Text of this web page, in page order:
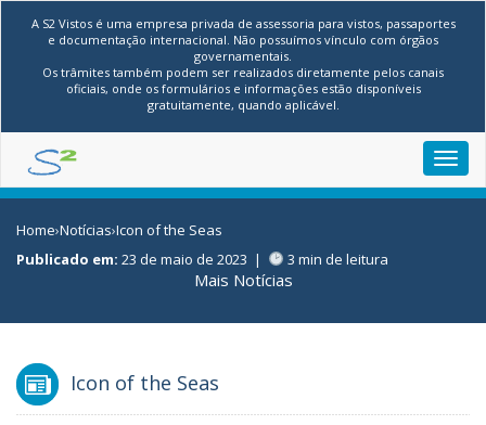
A S2 Vistos é uma empresa privada de assessoria para vistos, passaportes
e documentação internacional. Não possuímos vínculo com órgãos
governamentais.
Os trâmites também podem ser realizados diretamente pelos canais
oficiais, onde os formulários e informações estão disponíveis
gratuitamente, quando aplicável.
Home›Notícias›Icon of the Seas
Publicado em: 23 de maio de 2023 | 3 min de leitura
Mais Notícias
Icon of the Seas